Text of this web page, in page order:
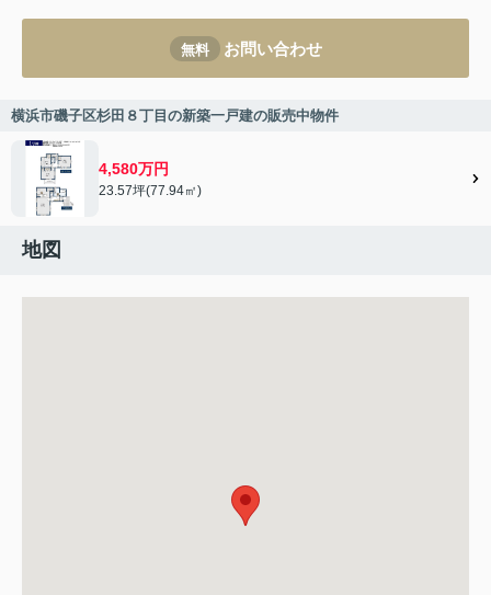
無料 お問い合わせ
横浜市磯子区杉田８丁目の新築一戸建の販売中物件
4,580万円
23.57坪(77.94㎡)
地図